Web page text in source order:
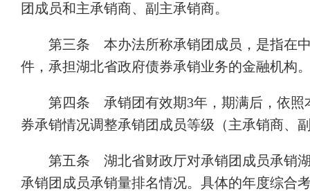
团成员和主承销商、副主承销商。
第三条 本办法所称承销团成员，是指在
件，承担湖北省政府债券承销业务的金融机构
第四条 承销团有效期3年，期满后，依照
券承销情况调整承销团成员等级（主承销商、
第五条 湖北省财政厅对承销团成员承销
承销团成员承销量排名情况。具体的年度综合